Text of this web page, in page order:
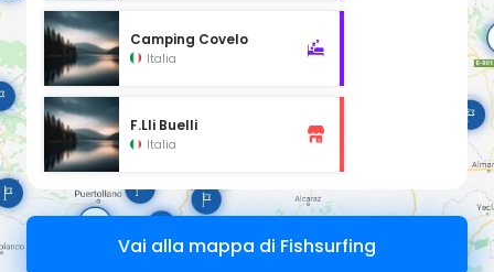
Camping Covelo
Italia
F.Lli Buelli
Italia
Vai alla mappa di Fishsurfing